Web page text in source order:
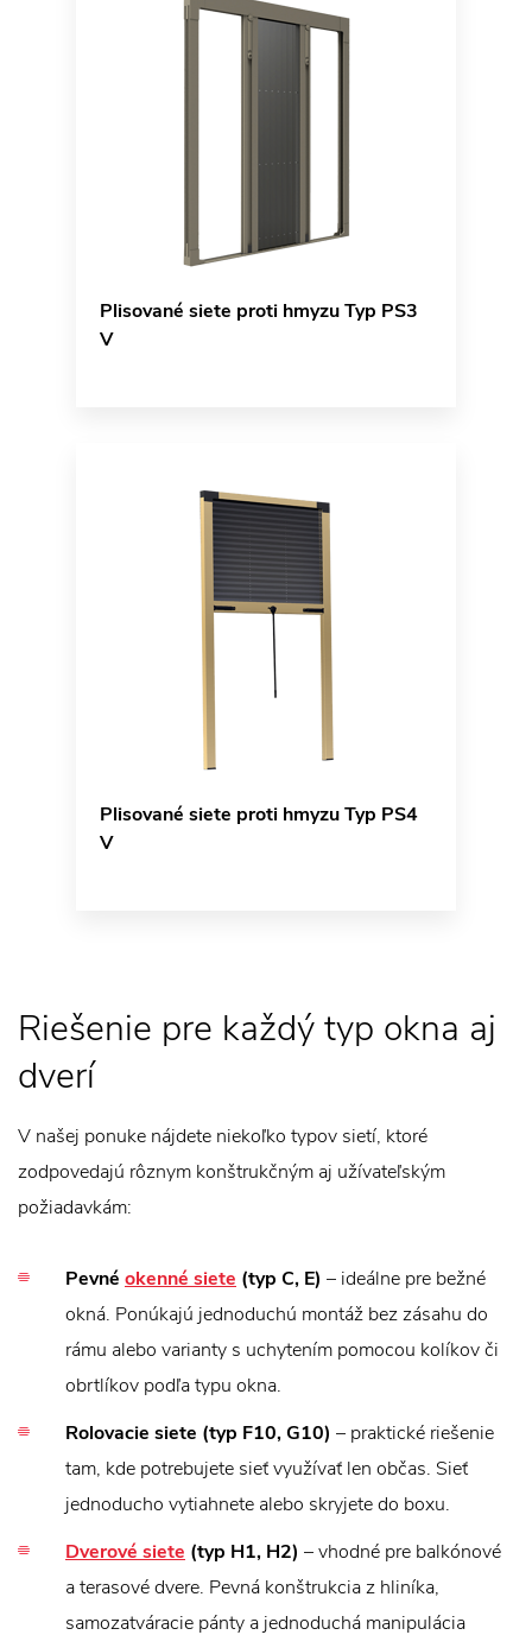
Plisované siete proti hmyzu Typ PS3
V
Plisované siete proti hmyzu Typ PS4
V
Riešenie pre každý typ okna aj
dverí
V našej ponuke nájdete niekoľko typov sietí, ktoré
zodpovedajú rôznym konštrukčným aj užívateľským
požiadavkám:
Pevné okenné siete (typ C, E) – ideálne pre bežné
okná. Ponúkajú jednoduchú montáž bez zásahu do
rámu alebo varianty s uchytením pomocou kolíkov či
obrtlíkov podľa typu okna.
Rolovacie siete (typ F10, G10) – praktické riešenie
tam, kde potrebujete sieť využívať len občas. Sieť
jednoducho vytiahnete alebo skryjete do boxu.
Dverové siete (typ H1, H2) – vhodné pre balkónové
a terasové dvere. Pevná konštrukcia z hliníka,
samozatváracie pánty a jednoduchá manipulácia